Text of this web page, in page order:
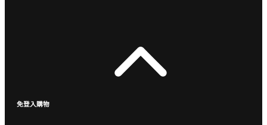
免登入購物